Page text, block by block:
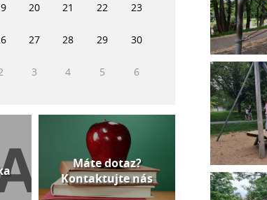
20 21 22 23
27 28 29 30
3 4 5 6
Máte dotaz?
Kontaktujte nás